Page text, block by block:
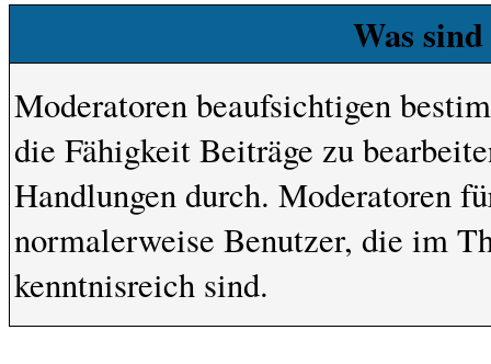
Was
Moderatoren beaufsichtigen
die Fähigkeit Beiträge zu
Handlungen durch. Moderatoren
normalerweise Benutzer, die im
kenntnisreich sind.